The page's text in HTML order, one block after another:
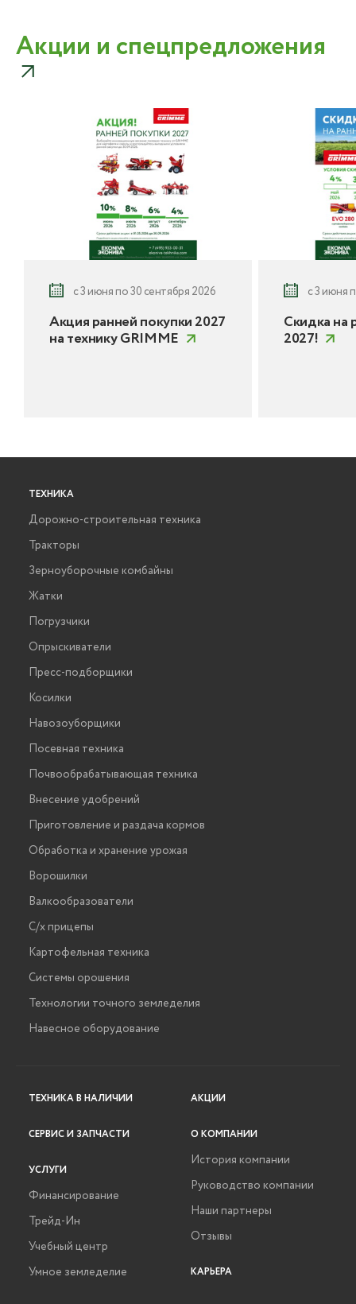
Акции и спецпредложения
с 3 июня по 30 сентября 2026
Акция ранней покупки 2027
на технику GRIMME
с 3 июня
Скидка на
2027!
ТЕХНИКА
Дорожно-строительная техника
Тракторы
Зерноуборочные комбайны
Жатки
Погрузчики
Опрыскиватели
Пресс-подборщики
Косилки
Навозоуборщики
Посевная техника
Почвообрабатывающая техника
Внесение удобрений
Приготовление и раздача кормов
Обработка и хранение урожая
Ворошилки
Валкообразователи
С/х прицепы
Картофельная техника
Системы орошения
Технологии точного земледелия
Навесное оборудование
ТЕХНИКА В НАЛИЧИИ
СЕРВИС И ЗАПЧАСТИ
УСЛУГИ
Финансирование
Трейд-Ин
Учебный центр
Умное земледелие
АКЦИИ
О КОМПАНИИ
История компании
Руководство компании
Наши партнеры
Отзывы
КАРЬЕРА